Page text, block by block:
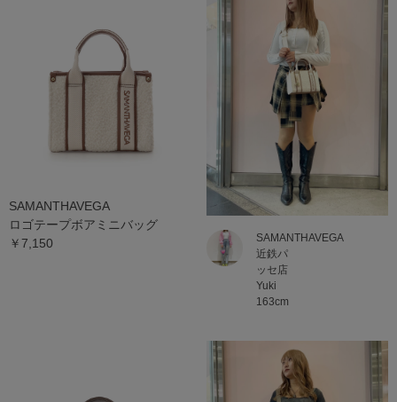
SAMANTHAVEGA
ロゴテープボアミニバッグ
￥7,150
SAMANTHAVEGA
近鉄パ
ッセ店
Yuki
163cm